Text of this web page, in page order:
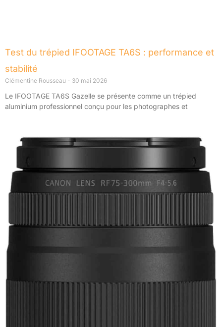
Test du trépied IFOOTAGE TA6S : performance et
stabilité
Clémentine Rousseau 30 mai 2026
Le IFOOTAGE TA6S Gazelle se présente comme un trépied
aluminium professionnel conçu pour les photographes et